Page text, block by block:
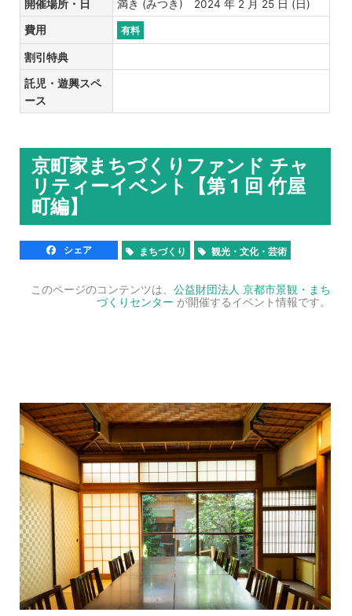
開催場所・日 満き (みつき) 2024 年 2 月 25 日 (日)
費用 有料
割引特典
託児・遊興スペ
ース
京町家まちづくりファンド チャ
リティーイベント【第 1 回 竹屋
町編】
シェア まちづくり 観光・文化・芸術
このページのコンテンツは、 公益財団法人 京都市景観・まち
づくりセンター が開催するイベント情報です。